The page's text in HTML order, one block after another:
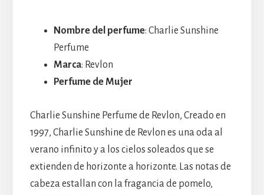
Nombre del perfume: Charlie Sunshine
Perfume
Marca: Revlon
Perfume de Mujer
Charlie Sunshine Perfume de Revlon, Creado en
1997, Charlie Sunshine de Revlon es una oda al
verano infinito y a los cielos soleados que se
extienden de horizonte a horizonte. Las notas de
cabeza estallan con la fragancia de pomelo,